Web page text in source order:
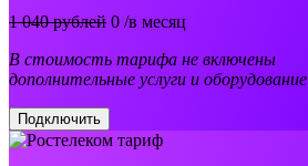
1 040 рублей 0 /в месяц
В стоимость тарифа не включены
дополнительные услуги и оборудование
Подключить